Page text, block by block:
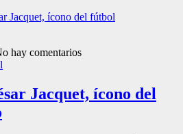
hay comentarios
Jacquet, ícono del